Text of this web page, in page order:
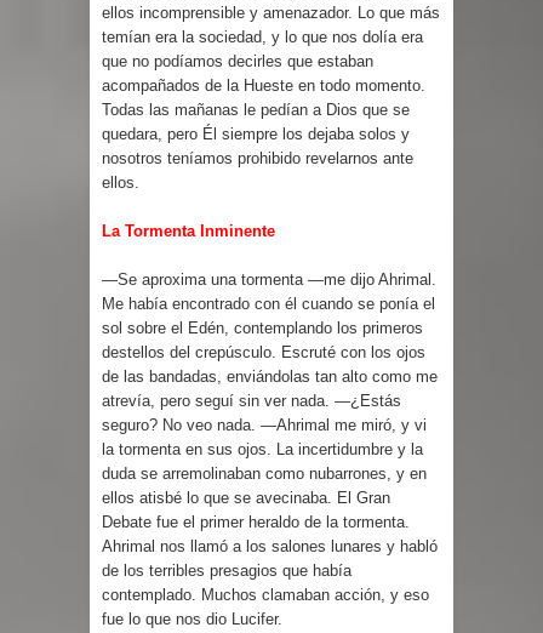
ellos incomprensible y amenazador. Lo que más
temían era la sociedad, y lo que nos dolía era
que no podíamos decirles que estaban
acompañados de la Hueste en todo momento.
Todas las mañanas le pedían a Dios que se
quedara, pero Él siempre los dejaba solos y
nosotros teníamos prohibido revelarnos ante
ellos.
La Tormenta Inminente
—Se aproxima una tormenta —me dijo Ahrimal.
Me había encontrado con él cuando se ponía el
sol sobre el Edén, contemplando los primeros
destellos del crepúsculo. Escruté con los ojos
de las bandadas, enviándolas tan alto como me
atrevía, pero seguí sin ver nada. —¿Estás
seguro? No veo nada. —Ahrimal me miró, y vi
la tormenta en sus ojos. La incertidumbre y la
duda se arremolinaban como nubarrones, y en
ellos atisbé lo que se avecinaba. El Gran
Debate fue el primer heraldo de la tormenta.
Ahrimal nos llamó a los salones lunares y habló
de los terribles presagios que había
contemplado. Muchos clamaban acción, y eso
fue lo que nos dio Lucifer.